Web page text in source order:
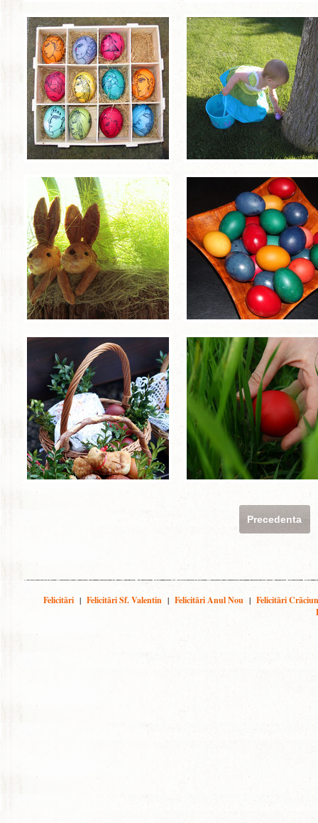
Precedenta
Felicitări | Felicitări Sf. Valentin | Felicitări Anul Nou | Felicitări